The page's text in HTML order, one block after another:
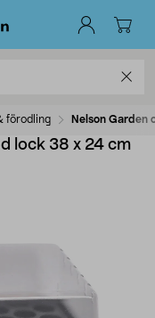
förodling Nelson Garden
lock 38 x 24 cm